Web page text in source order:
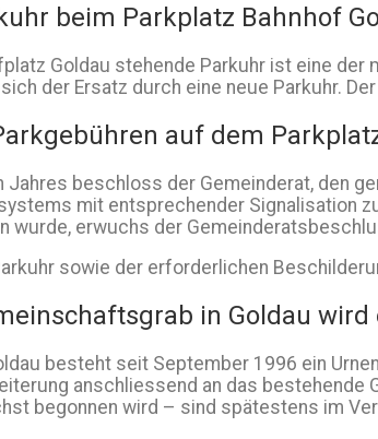
beim Parkplatz Bahnhof
Goldau stehende Parkuhr ist eine
der Ersatz durch eine neue Parkuhr.
auf dem
Jahres beschloss der Gemeinderat, den
mit entsprechender Signalisation
wurde, erwuchs der
sowie der erforderlichen
in Goldau
besteht seit September 1996 ein
anschliessend an das
begonnen wird – sind spätestens im